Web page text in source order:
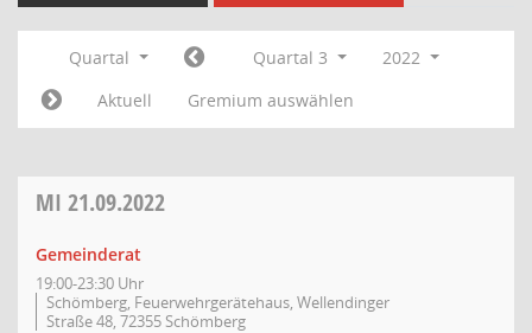
Quartal Quartal 3
2022
Aktuell
Gremium auswählen
MI 21.09.2022
Gemeinderat
19:00-23:30 Uhr
Schömberg, Feuerwehrgerätehaus, Wellendinger
Straße 48, 72355 Schömberg